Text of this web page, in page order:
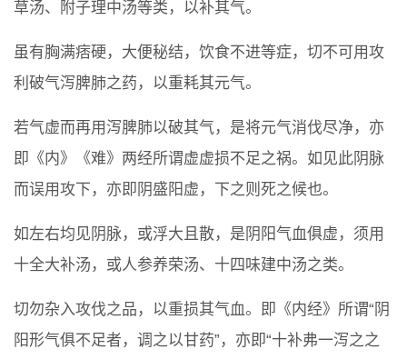
草汤、附子理中汤等类，以补其气。
虽有胸满痞硬，大便秘结，饮食不进等症，切不可用攻
利破气泻脾肺之药，以重耗其元气。
若气虚而再用泻脾肺以破其气，是将元气消伐尽净，亦
即《内》《难》两经所谓虚虚损不足之祸。如见此阴脉
而误用攻下，亦即阴盛阳虚，下之则死之候也。
如左右均见阴脉，或浮大且散，是阴阳气血俱虚，须用
十全大补汤，或人参养荣汤、十四味建中汤之类。
切勿杂入攻伐之品，以重损其气血。即《内经》所谓“阴
阳形气俱不足者，调之以甘药”，亦即“十补弗一泻之之